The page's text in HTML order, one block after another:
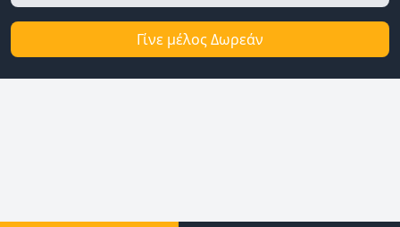
Γίνε μέλος Δωρεάν